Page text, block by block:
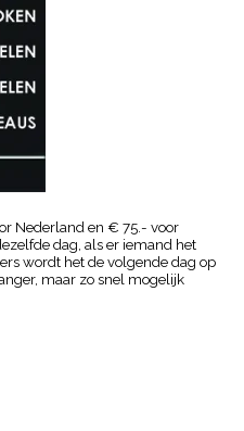
Nederland en € 75.- voor
dag, als er iemand het
wordt het de volgende dag op
maar zo snel mogelijk